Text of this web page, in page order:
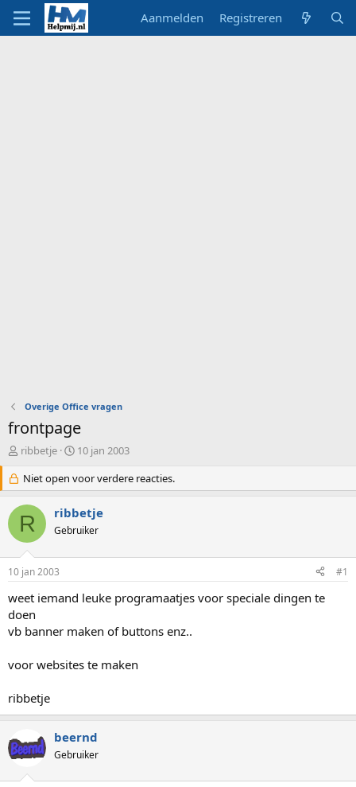
Aanmelden Registreren
Overige Office vragen
frontpage
O
d
e
r
w
e
p
s
t
a
r
t
r
ribbetje
S
a
r
d
a
m
10 jan 2003
Niet open voor verdere reacties.
R ribbetje
Gebruiker
10 jan 2003 #1
weet iemand leuke programaatjes voor speciale dingen te
doen
vb banner maken of buttons enz..
voor websites te maken
ribbetje
beernd
Gebruiker